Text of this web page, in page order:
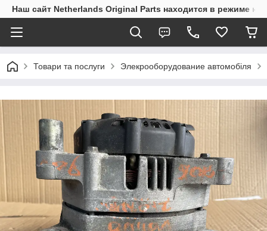
Наш сайт Netherlands Original Parts находится в режиме
Товари та послуги Элекрооборудование автомобіля